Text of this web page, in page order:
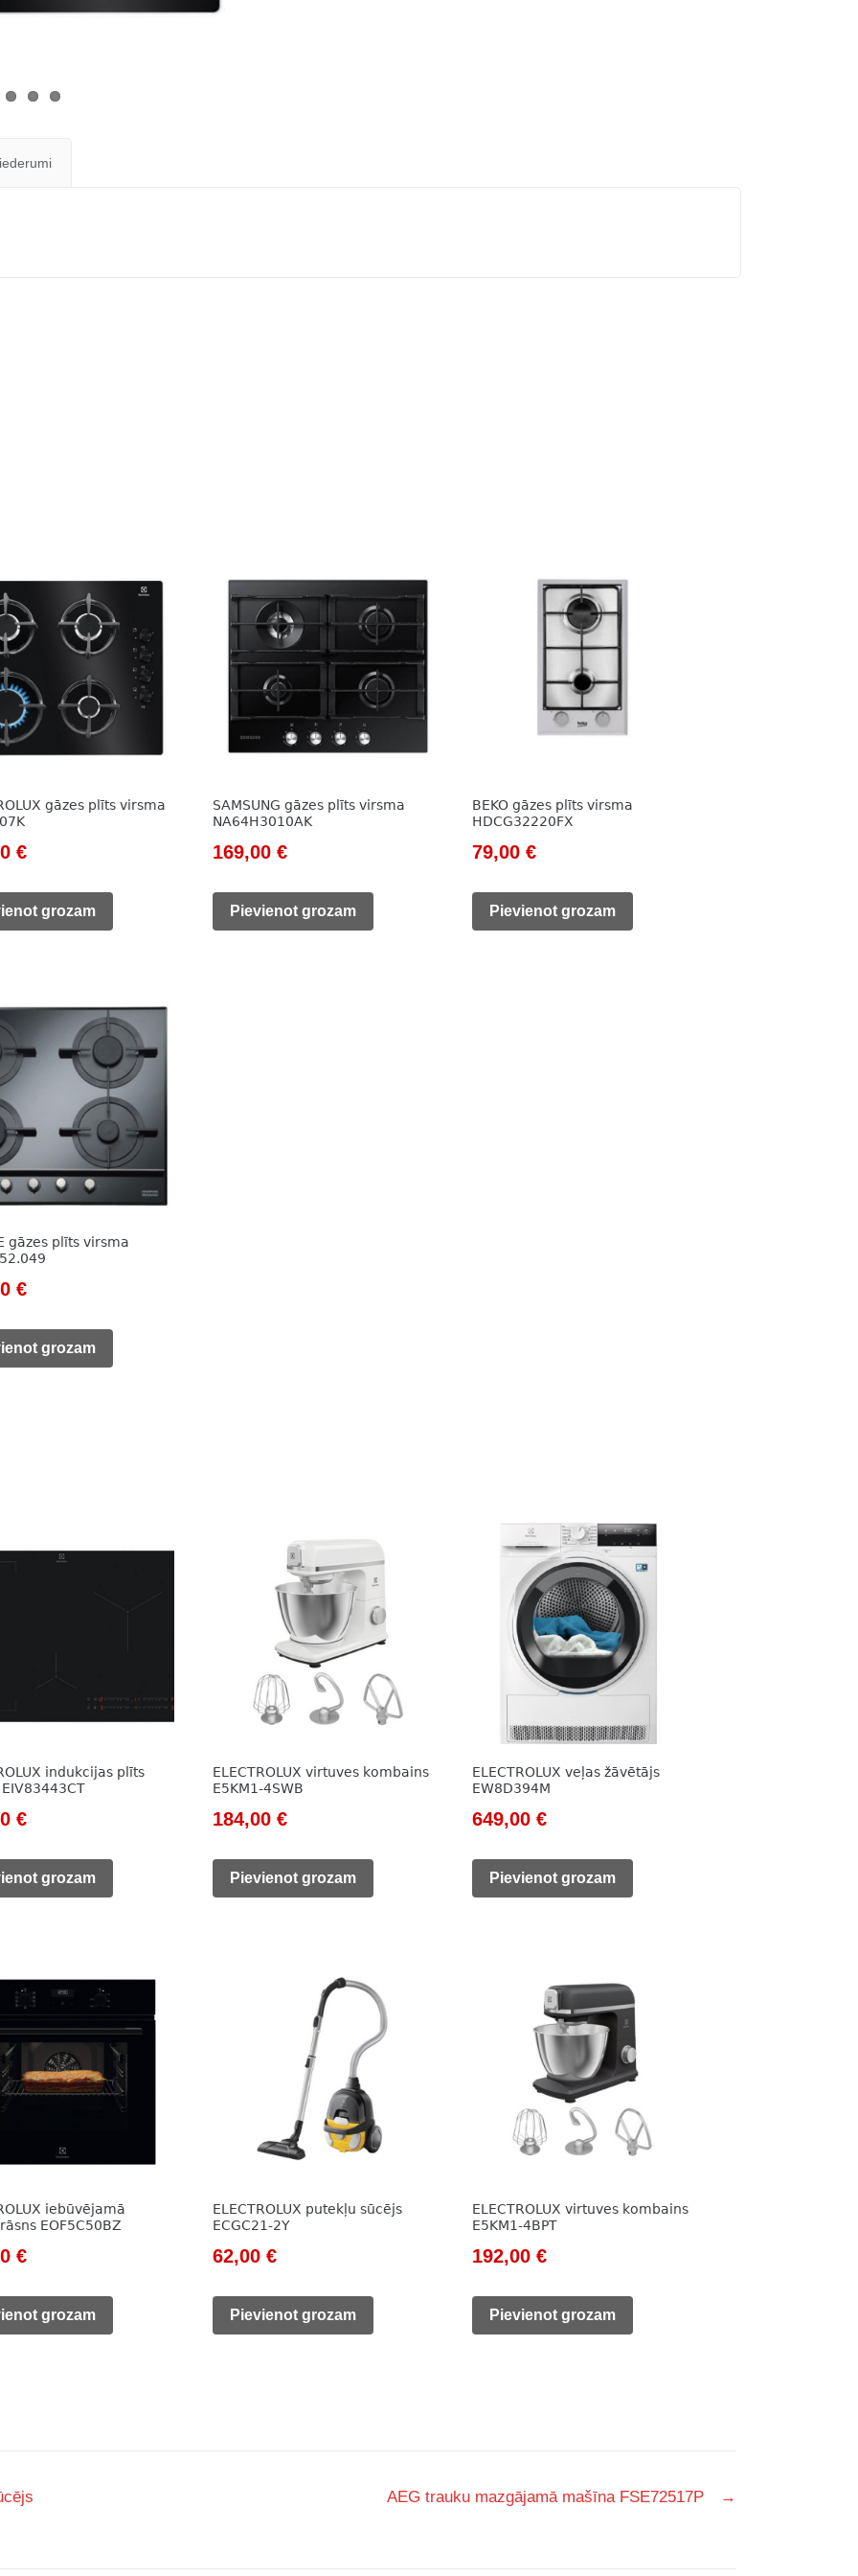
gāzes plīts virsma
€Current
is:grozam
SAMSUNG gāzes plīts virsma
NA64H3010AK
Original
was:
169,00 €Current
is:
Pievienot grozam
BEKO gāzes plīts virsma
HDCG32220FX
Original
was:
79,00€Current
is:
Pievienot grozam
gāzes plīts virsma
€Current
is:grozam
indukcijas plīts
€Current
is:grozam
ELECTROLUX virtuves kombains
E5KM1-4SWB
Original
was:
184,00 €Current
is:
Pievienot grozam
ELECTROLUX veļas žāvētājs
EW8D394M
Original
was:
649,00€Current
is:
Pievienot grozam
iebūvējamā
EOF5C50BZ
€Current
is:grozam
ELECTROLUX putekļu sūcējs
ECGC21-2Y
Original
was:
62,00 €Current
is:
Pievienot grozam
ELECTROLUX virtuves kombains
E5KM1-4BPT
Original
was:
192,00€Current
is:
Pievienot grozam
AEG trauku mazgājamā mašīna FSE72517P →